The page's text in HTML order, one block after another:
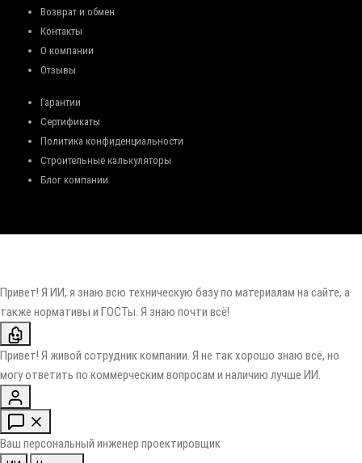
Возврат и обмен
Контакты
О компании
Отзывы
Гарантии
Сертификаты
Политика конфиденциальности
Строительные калькуляторы
Блог компании
Привет! Я ИИ, я знаю всю техническую базу по материалам на сайте, а
также нормативы и ГОСТы. Я знаю почти всё!
Привет! Я живой сотрудник компании. Я не так хорошо знаю всё, но
могу ответить по коммерческим вопросам и наличию лучше ИИ.
Ваш персональный инженер проектировщик